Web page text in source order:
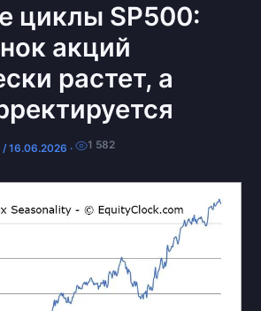
циклы SP500:
акций
растет, а
/16.06.2026 · 1 582